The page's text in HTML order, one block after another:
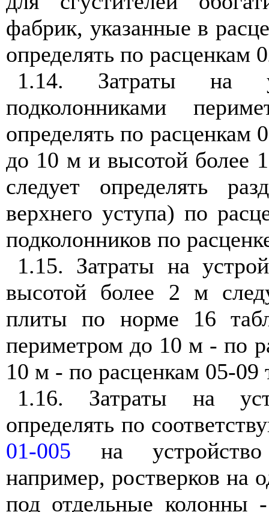
фабрик, указанные в
определять по расценкам
1.14. Затраты на
подколонниками
определять по расценкам
до 10 м и высотой более
следует определять
верхнего уступа) по
подколонников по
1.15. Затраты на
высотой более 2 м
плиты по норме 16
периметром до 10 м - по
10 м - по расценкам 05-09
1.16. Затраты на
определять по
01-005 на устройство
например, ростверков на
под отдельные колонны